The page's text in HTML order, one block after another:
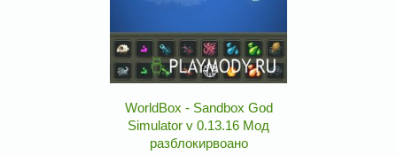
WorldBox - Sandbox God
Simulator v 0.13.16 Мод
разблокирвоано